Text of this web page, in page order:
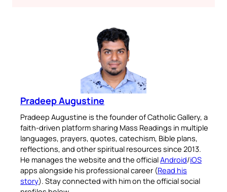
Pradeep Augustine
Pradeep Augustine is the founder of Catholic Gallery, a
faith-driven platform sharing Mass Readings in multiple
languages, prayers, quotes, catechism, Bible plans,
reflections, and other spiritual resources since 2013.
He manages the website and the officialAndroid/iOS
apps alongside his professional career (Read his
story). Stay connected with him on the official social